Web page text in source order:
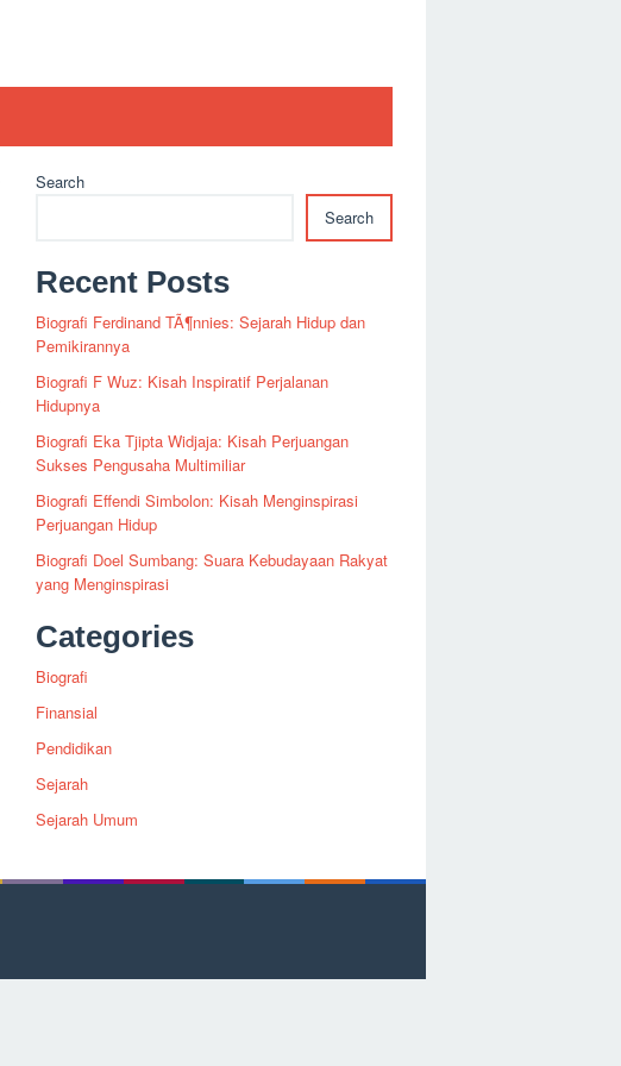
Search
Search
Recent Posts
Biografi Ferdinand TÃ¶nnies: Sejarah Hidup dan
Pemikirannya
Biografi F Wuz: Kisah Inspiratif Perjalanan
Hidupnya
Biografi Eka Tjipta Widjaja: Kisah Perjuangan
Sukses Pengusaha Multimiliar
Biografi Effendi Simbolon: Kisah Menginspirasi
Perjuangan Hidup
Biografi Doel Sumbang: Suara Kebudayaan Rakyat
yang Menginspirasi
Categories
Biografi
Finansial
Pendidikan
Sejarah
Sejarah Umum